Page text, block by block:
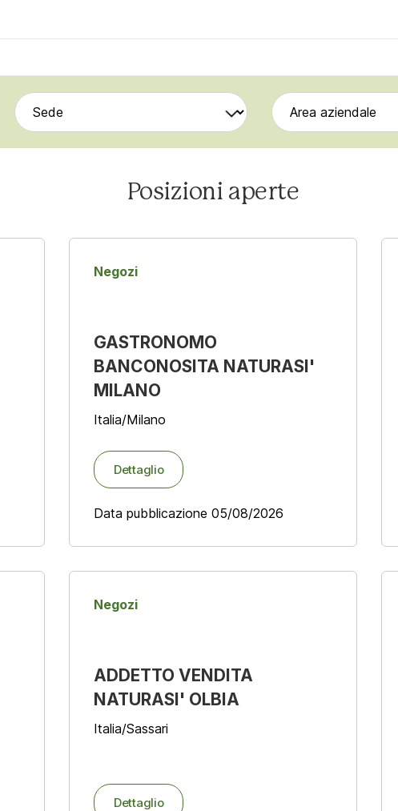
Posizioni aperte
Negozi
GASTRONOMO
BANCONOSITA NATURASI'
MILANO
Italia/Milano
Dettaglio
Data pubblicazione 05/08/2026
Negozi
ADDETTO VENDITA
NATURASI' OLBIA
Italia/Sassari
Dettaglio